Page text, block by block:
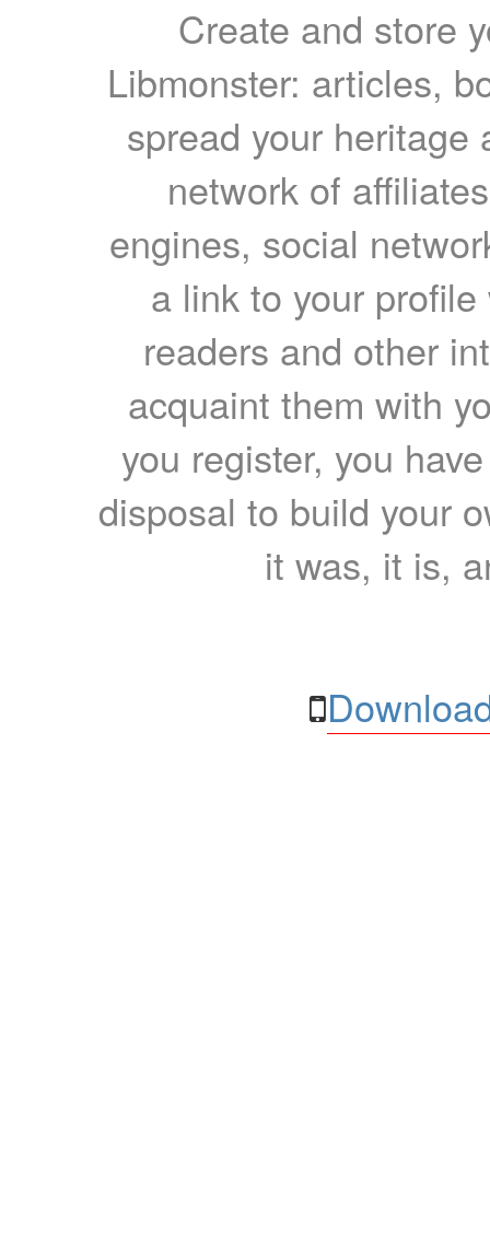
Create and store
Libmonster: articles,
spread your heritage
network of
engines, social
a link to your
readers and other
acquaint them with
you register, you
disposal to build your
it was, it is,